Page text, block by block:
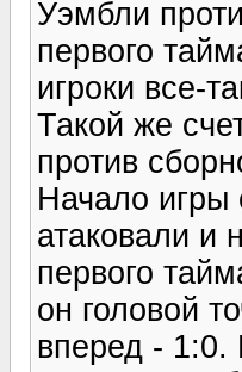
Уэмбли
первого
игроки все-
Такой же
против
Начало игры
атаковали и
первого
он головой
вперед - 1:0.